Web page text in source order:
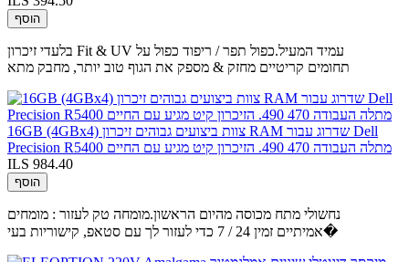
הוסף
בלעדי זיכרון Fit & UV עמיד המעיל.כפול תפר / ריפוד כפול על
תחומים קריטיים מחזק & מספק את הגוף טוב יותר, מחבק מתא
16GB (4GBx4) צוות ביצועים גבוהים זיכרון RAM שדרוג עבור Dell
Precision R5400 מתלה העבודה 470 490. הזיכרון קיט מגיע עם החיים
ILS 984.40
הוסף
נחשולי מתח מכוסה מהיום הראשון.מומחה טק לעזור : מומחים
אמיתיים זמין 24 / 7 כדי לעזור לך עם סטאפ, קישוריות בעי�